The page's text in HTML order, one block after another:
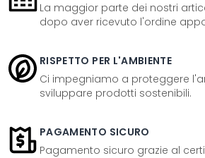
La maggior parte dei nostri
dopo aver ricevuto l'ordine
RISPETTO PER L'AMBIENTE
Ci impegniamo a proteggere
sviluppare prodotti sostenibili.
PAGAMENTO SICURO
Pagamento sicuro grazie al